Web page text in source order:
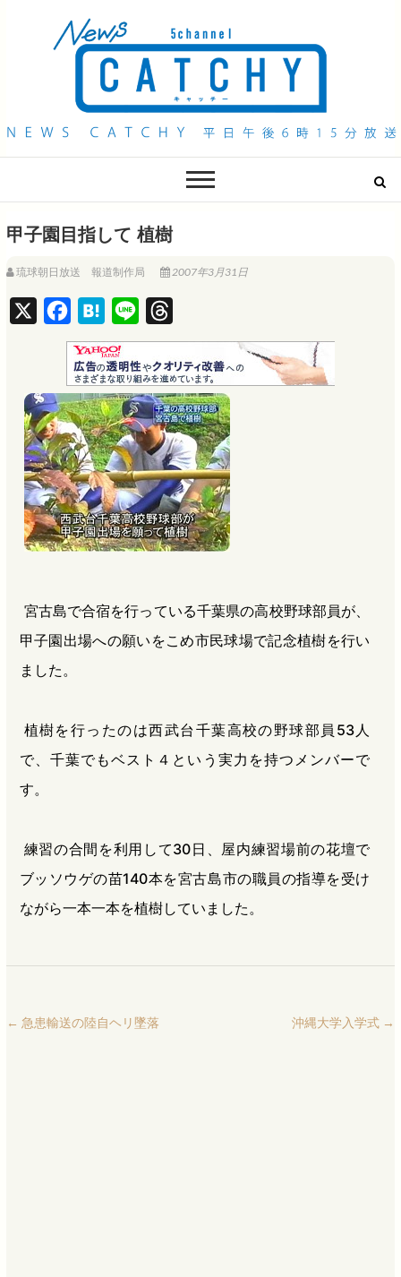
QAB NEWS Headline
甲子園目指して 植樹
琉球朝日放送 報道制作局 2007年3月31日
a
c
e
b
o
o
k
H
a
t
e
n
a
i
n
e
h
r
e
a
d
s
宮古島で合宿を行っている千葉県の高校野球部員が、
甲子園出場への願いをこめ市民球場で記念植樹を行い
ました。
植樹を行ったのは西武台千葉高校の野球部員53人
で、千葉でもベスト４という実力を持つメンバーで
す。
練習の合間を利用して30日、屋内練習場前の花壇で
ブッソウゲの苗140本を宮古島市の職員の指導を受け
ながら一本一本を植樹していました。
← 急患輸送の陸自ヘリ墜落 沖縄大学入学式 →